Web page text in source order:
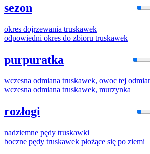
sezon
okres dojrzewania truskawek
odpowiedni okres do zbioru truskawek
purpuratka
wczesna odmiana truskawek, owoc tej
wczesna odmiana truskawek, murzynka
rozłogi
nadziemne pędy truskawki
boczne pędy truskawek płożące się po ziemi